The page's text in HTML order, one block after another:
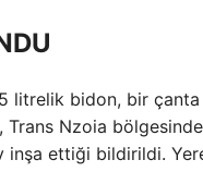
litrelik bidon, bir
Nzoia bölgesinde
ettiği bildirildi.